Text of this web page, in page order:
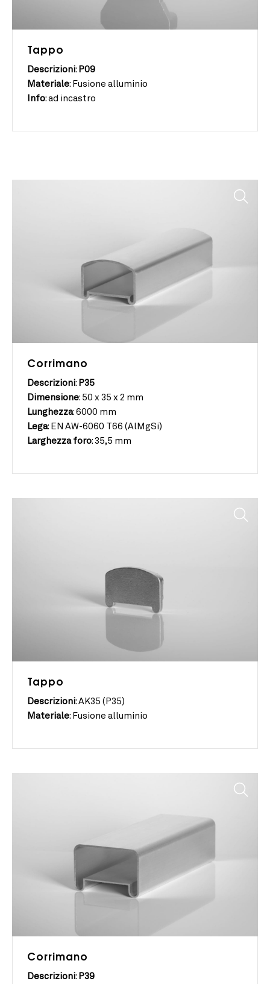
Tappo
Descrizioni: P09
Materiale: Fusione alluminio
Info: ad incastro
Corrimano
Descrizioni: P35
Dimensione: 50 x 35 x 2 mm
Lunghezza: 6000 mm
Lega: EN AW-6060 T66 (AlMgSi)
Larghezza foro: 35,5 mm
Tappo
Descrizioni: AK35 (P35)
Materiale: Fusione alluminio
Corrimano
Descrizioni: P39